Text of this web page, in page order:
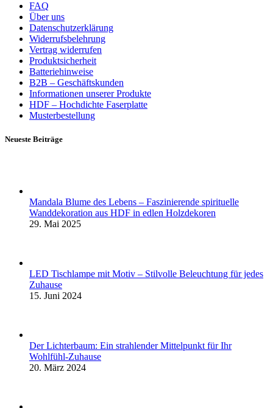
FAQ
Über uns
Datenschutzerklärung
Widerrufsbelehrung
Vertrag widerrufen
Produktsicherheit
Batteriehinweise
B2B – Geschäftskunden
Informationen unserer Produkte
HDF – Hochdichte Faserplatte
Musterbestellung
Neueste Beiträge
Mandala Blume des Lebens – Faszinierende spirituelle
Wanddekoration aus HDF in edlen Holzdekoren
29. Mai 2025
LED Tischlampe mit Motiv – Stilvolle Beleuchtung für jedes
Zuhause
15. Juni 2024
Der Lichterbaum: Ein strahlender Mittelpunkt für Ihr
Wohlfühl-Zuhause
20. März 2024